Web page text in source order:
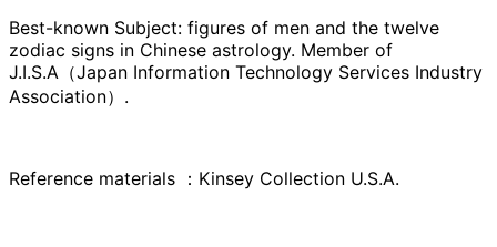
Best-known Subject: figures of men and the twelve
zodiac signs in Chinese astrology. Member of
J.I.S.A（Japan Information Technology Services Industry
Association）.
Reference materials ：Kinsey Collection U.S.A.